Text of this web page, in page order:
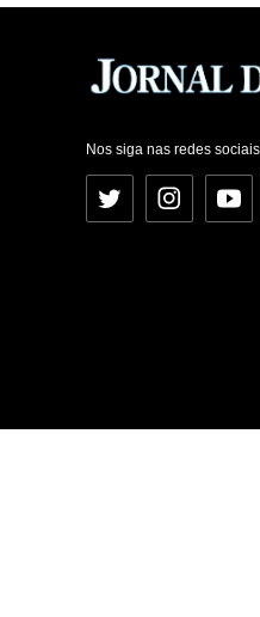
Nos siga nas redes
Twitter Instagram